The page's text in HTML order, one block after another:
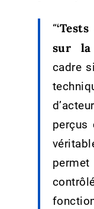
“
sur la
cadre
perçus